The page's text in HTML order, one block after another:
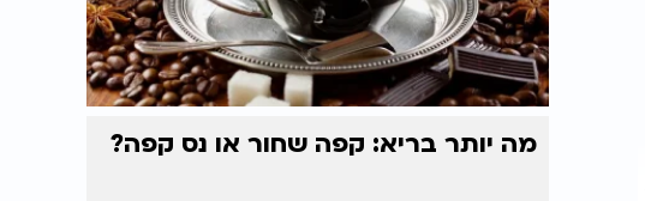
מה יותר בריא: קפה שחור או נס קפה?